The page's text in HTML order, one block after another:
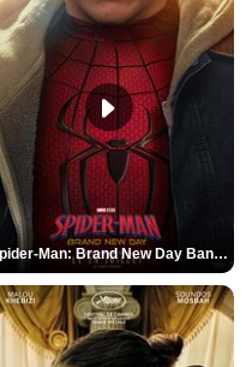
Spider-Man: Brand New Day Bande-annonce VO STFR